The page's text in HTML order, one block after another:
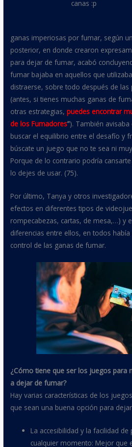
canas :p
ganas imperiosas por fumar, según
posterior, en donde crearon
para dejar de fumar, acabó
fumar bajaba en aquellos que
distraerse, sobre todo después de
(antes, si tienes muchas ganas de
otras estrategias,puedes encontrar
de los Fumadores”). También
buscar el equilibrio entre el desafío y
búscate un juego que no te sea ni
Porque de lo contrario podría
lo dejes de usar. (75).
Por último, Tanya y otros
efectos en diferentes tipos de
rompecabezas, cartas, de mesa,…) y
diferencias entre ellos, en todos
control de las ganas de fumar.
¿Cómo tiene que ser los juegos para
a dejar de fumar?
Hay varias características de los
que sean una buena opción para
La accesibilidad y la facilidad
cualquier momento: Mejor que